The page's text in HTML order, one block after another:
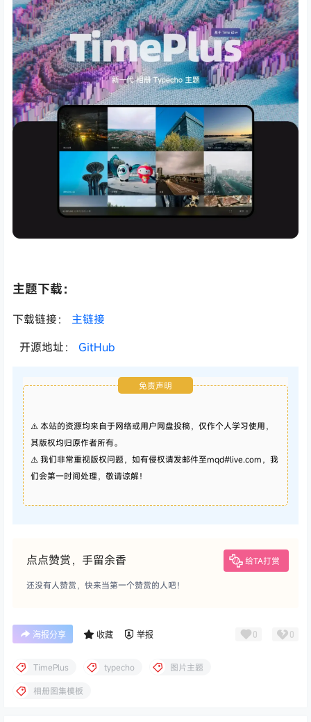
主题下载：
下载链接： 主链接
开源地址： GitHub
免责声明
⚠️ 本站的资源均来自于网络或用户网盘投稿，仅作个人学习使用，
其版权均归原作者所有。
⚠️ 我们非常重视版权问题，如有侵权请发邮件至mqd#live.com，我
们会第一时间处理，敬请谅解！
点点赞赏，手留余香 给TA打赏
还没有人赞赏，快来当第一个赞赏的人吧！
海报分享 收藏 举报 0 0
TimePlus typecho 图片主题
相册图集模板